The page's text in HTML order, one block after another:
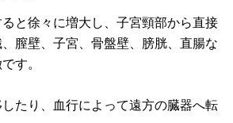
と徐々に増大し、子宮頸部から直接
膣壁、子宮、骨盤壁、膀胱、直腸な
す。
たり、血行によって遠方の臓器へ転